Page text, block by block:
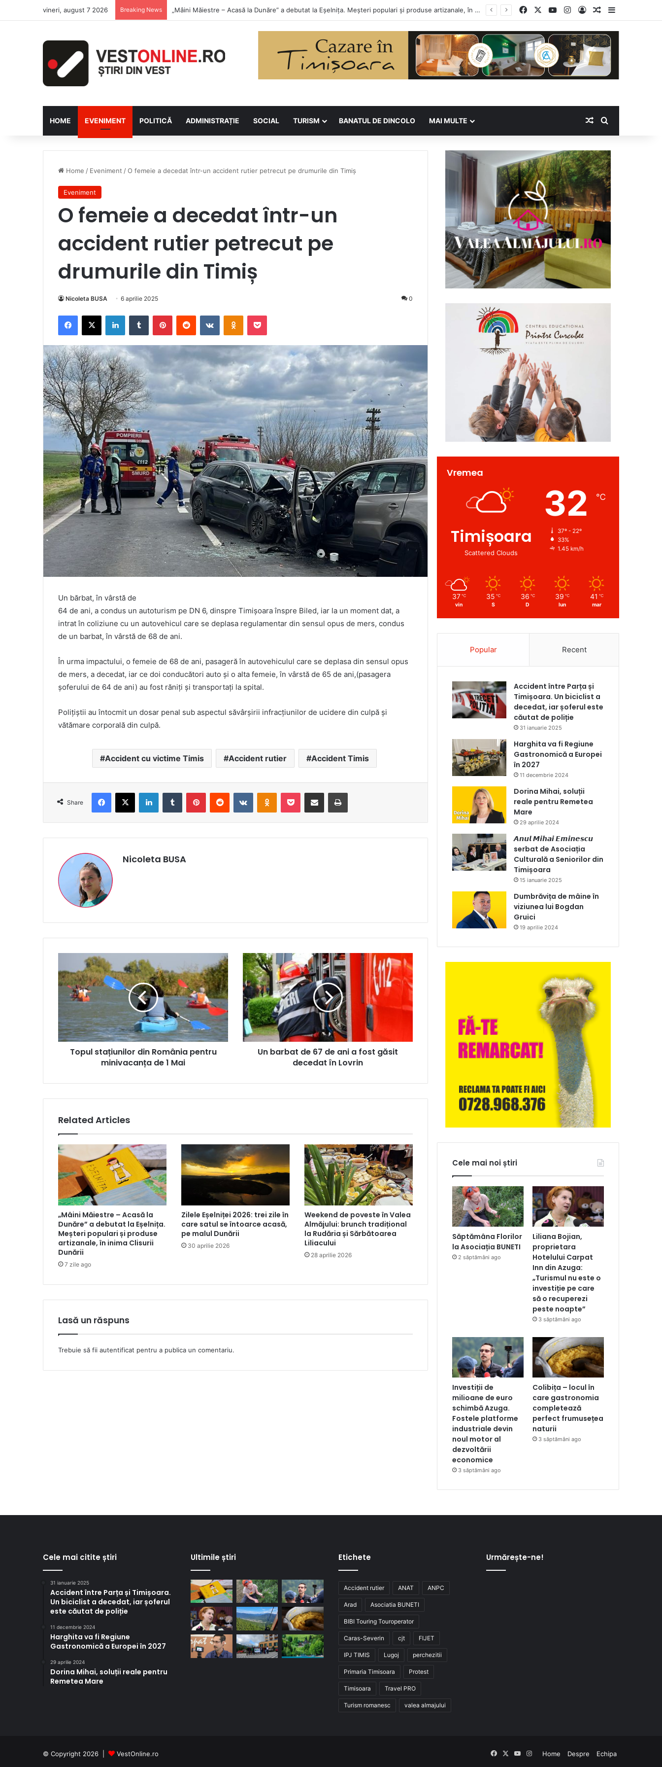
vineri, august 7 2026 Breaking News Săptămâna Florilor la Asociația BUNETI FacebookYouTubeInstagram
Log InRandom Article
Sidebar
HOME EVENIMENT POLITICĂ ADMINISTRAȚIE SOCIAL TURISM BANATUL DE DINCOLO MAI MULTE Random Article
Home / Eveniment /O femeie a decedat într-un accident rutier petrecut pe drumurile din Timiș
Eveniment
O femeie a decedat într-un
accident rutier petrecut pe
drumurile din Timiș
Nicoleta BUSA 6 aprilie 2025 0
Facebook
X LinkedInTumblr PinterestReddit VKontakteOdnoklassniki
Pocket
Un bărbat, în vârstă de
64 de ani, a condus un autoturism pe DN 6, dinspre Timișoara înspre Biled, iar la un moment dat, a
intrat în coliziune cu un autovehicul care se deplasa regulamentar din sensul opus de mers, condus
de un barbat, în vârstă de 68 de ani.
În urma impactului, o femeie de 68 de ani, pasageră în autovehiculul care se deplasa din sensul opus
de mers, a decedat, iar ce doi conducători auto și o alta femeie, în vârstă de 65 de ani,(pasagera
șoferului de 64 de ani) au fost răniți și transportați la spital.
Polițiștii au întocmit un dosar penal sub aspectul săvârșirii infracțiunilor de ucidere din culpă și
vătămare corporală din culpă.
Accident cu victime Timis Accident rutier Accident Timis
Share
Facebook
X LinkedInTumblr PinterestReddit VKontakteOdnoklassniki
Pocket Share via Email Print
Nicoleta BUSA
stațiunilor
din
România
pentru
minivacanța
de
1
Mai
Topul stațiunilor din România pentru
minivacanța de 1 Mai
Un
barbat
de
67
de
ani
a
fost
găsit
decedatUn barbat de 67 de ani a fost găsit
decedat în Lovrin
Related Articles
„Mâini Măiestre – Acasă la
Dunăre” a debutat la Eșelnița.
Meșteri populari și produse
artizanale, în inima Clisurii
Dunării
7 zile ago
Zilele Eșelniței 2026: trei zile în
care satul se întoarce acasă,
pe malul Dunării
30 aprilie 2026
Weekend de poveste în Valea
Almăjului: brunch tradițional
la Rudăria și Sărbătoarea
Liliacului
28 aprilie 2026
Lasă un răspuns
Trebuie să fii autentificat pentru a publica un comentariu.
Vremea
Timișoara
Scattered Clouds
32 ℃
37º - 22º
33%
1.45 km/h
37 ℃
vin
35 ℃
S
36 ℃
D
39 ℃
lun
41 ℃
mar
Popular Recent
Accident între Parța și
Timișoara. Un biciclist a
decedat, iar șoferul este
căutat de poliție
31 ianuarie 2025
Harghita va fi Regiune
Gastronomică a Europei
în 2027
11 decembrie 2024
Dorina Mihai, soluții
reale pentru Remetea
Mare
29 aprilie 2024
𝘼𝙣𝙪𝙡 𝙈𝙞𝙝𝙖𝙞 𝙀𝙢𝙞𝙣𝙚𝙨𝙘𝙪
serbat de Asociația
Culturală a Seniorilor din
Timișoara
15 ianuarie 2025
Dumbrăvița de mâine în
viziunea lui Bogdan
Gruici
19 aprilie 2024
Cele mai noi știri
Săptămâna Florilor
la Asociația BUNETI
2 săptămâni ago
Liliana Bojian,
proprietara
Hotelului Carpat
Inn din Azuga:
„Turismul nu este o
investiție pe care
să o recuperezi
peste noapte”
3 săptămâni ago
Investiții de
milioane de euro
schimbă Azuga.
Fostele platforme
industriale devin
noul motor al
dezvoltării
economice
3 săptămâni ago
Colibița – locul în
care gastronomia
completează
perfect frumusețea
naturii
3 săptămâni ago
Cele mai citite știri
31 ianuarie 2025
Accident între Parța și Timișoara.
Un biciclist a decedat, iar șoferul
este căutat de poliție
11 decembrie 2024
Harghita va fi Regiune
Gastronomică a Europei în 2027
29 aprilie 2024
Dorina Mihai, soluții reale pentru
Remetea Mare
Ultimile știri Etichete
Accident rutier ANAT ANPC
Arad Asociatia BUNETI
BIBI Touring Touroperator
Caras-Severin cjt FIJET
IPJ TIMIS Lugoj perchezitii
Primaria Timisoara Protest
Timisoara Travel PRO
Turism romanesc valea almajului
Urmărește-ne!
© Copyright 2026 | VestOnline.ro Home Despre Echipa
Facebook
X YouTube
Instagram